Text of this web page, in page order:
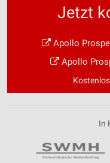
Jetzt
Apollo
Apollo
In